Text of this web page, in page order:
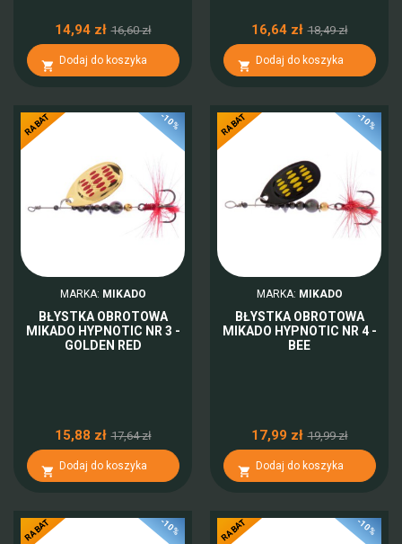
14,94 zł 16,60 zł
 Dodaj do koszyka
16,64 zł 18,49 zł
 Dodaj do koszyka
-10%
RABAT
MARKA: MIKADO
BŁYSTKA OBROTOWA
MIKADO HYPNOTIC NR 3 -
GOLDEN RED
15,88 zł 17,64 zł
 Dodaj do koszyka
-10%
RABAT
MARKA: MIKADO
BŁYSTKA OBROTOWA
MIKADO HYPNOTIC NR 4 -
BEE
17,99 zł 19,99 zł
 Dodaj do koszyka
-10%
RABAT -10%
RABAT